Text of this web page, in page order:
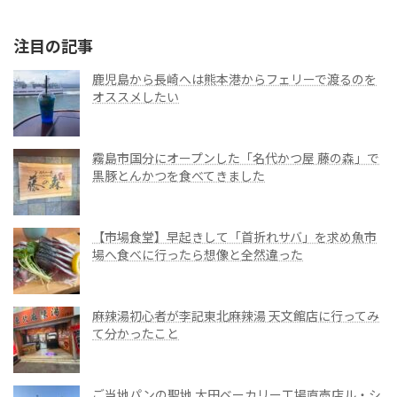
注目の記事
鹿児島から長崎へは熊本港からフェリーで渡るのを
オススメしたい
霧島市国分にオープンした「名代かつ屋 藤の森」で
黒豚とんかつを食べてきました
【市場食堂】早起きして「首折れサバ」を求め魚市
場へ食べに行ったら想像と全然違った
麻辣湯初心者が李記東北麻辣湯 天文館店に行ってみ
て分かったこと